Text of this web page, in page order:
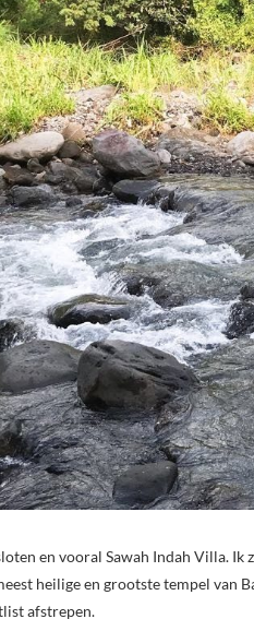
en vooral Sawah Indah Villa. Ik
heilige en grootste tempel van
afstrepen.